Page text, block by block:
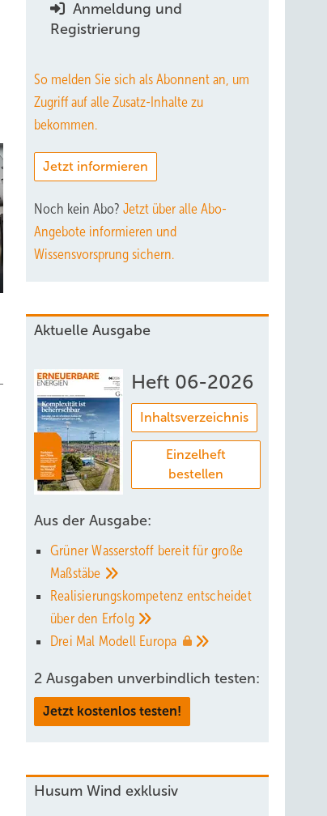
Anmeldung und
Registrierung
So melden Sie sich als Abonnent an, um
Zugriff auf alle Zusatz-Inhalte zu
bekommen.
Jetzt informieren
Noch kein Abo? Jetzt über alle Abo-
Angebote informieren und
Wissensvorsprung sichern.
Aktuelle Ausgabe
Heft 06-2026
Inhaltsverzeichnis
Einzelheft
bestellen
Aus der Ausgabe:
Grüner Wasserstoff bereit für große
Maßstäbe
Realisierungskompetenz entscheidet
über den Erfolg
Drei Mal Modell Europa
2 Ausgaben unverbindlich testen:
Jetzt kostenlos testen!
Husum Wind exklusiv